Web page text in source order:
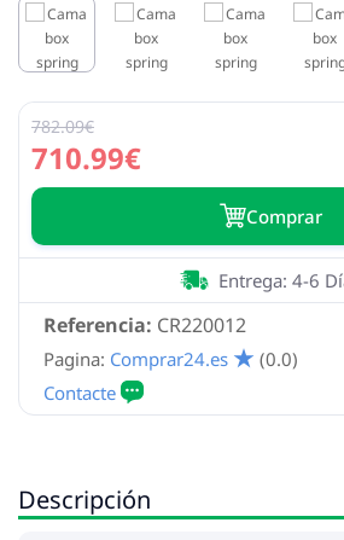
710.99€
782.09€
Сomprar
Referencia: CR220012
Entrega: 4-6
Pagina: Comprar24.es (0.0)
Descripción